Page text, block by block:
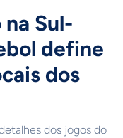
Sul-
define
dos
dos jogos do